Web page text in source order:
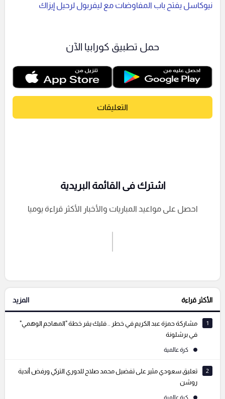
نيوكاسل يفتح باب المفاوضات مع ليفربول لرحيل إيزاك
حمل تطبيق كورابيا الآن
التعليقات
إرسال تعليق
التعليقات السابقة
اشترك فى القائمة البريدية
احصل على مواعيد المباريات والأخبار الأكثر قراءة يوميا
الأكثر قراءة المزيد
1
مشاركة حمزة عبد الكريم في خطر .. فليك يقر خطة "المهاجم الوهمي"
في برشلونة
كرة عالمية
2
تعليق سعودي مثير على تفضيل محمد صلاح للدوري التركي ورفض أندية
روشن